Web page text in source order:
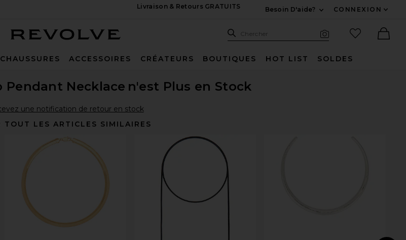
Livraison & Retours GRATUITS
Besoin D'aide?
CONNEXION
Recherche
Chercher
Articles
CHAUSSURES ACCESSOIRES CRÉATEURS BOUTIQUES HOT LIST SOLDES
Pendant Necklace n'est Plus en Stock
une notification de retour en stock
TOUT LES ARTICLES SIMILAIRES